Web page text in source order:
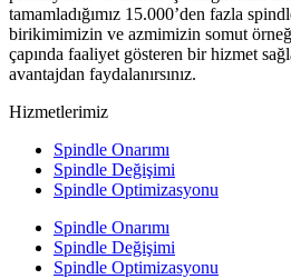
tamamladığımız 15.000’den fazla
birikimimizin ve azmimizin somut
çapında faaliyet gösteren bir hizmet
avantajdan faydalanırsınız.
Hizmetlerimiz
Spindle Onarımı
Spindle Değişimi
Spindle Optimizasyonu
Spindle Onarımı
Spindle Değişimi
Spindle Optimizasyonu